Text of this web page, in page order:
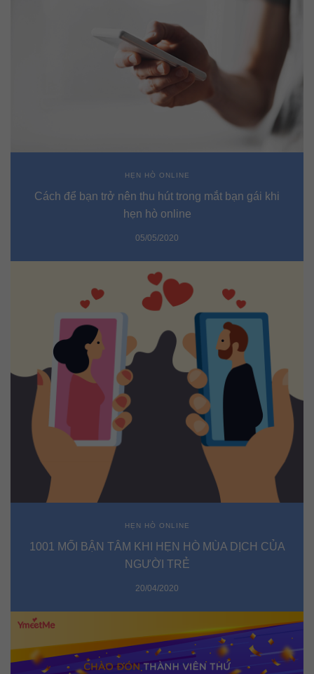
HẸN HÒ ONLINE
Cách để bạn trở nên thu hút trong mắt bạn gái khi
hẹn hò online
05/05/2020
HẸN HÒ ONLINE
1001 MỐI BẬN TÂM KHI HẸN HÒ MÙA DỊCH CỦA
NGƯỜI TRẺ
20/04/2020